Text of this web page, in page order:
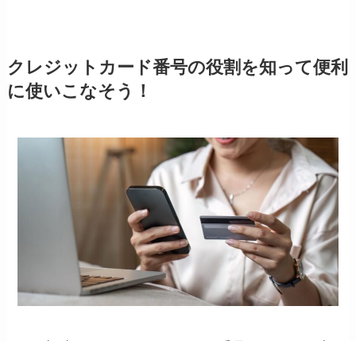
クレジットカード番号の役割を知って便利
に使いこなそう！